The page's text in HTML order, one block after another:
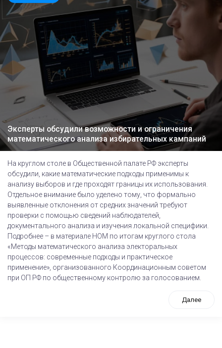
Эксперты обсудили возможности и ограничения
математического анализа избирательных кампаний
На круглом столе в Общественной палате РФ эксперты
обсудили, какие математические подходы применимы к
анализу выборов и где проходят границы их использования.
Отдельное внимание было уделено тому, что формально
выявленные отклонения от средних значений требуют
проверки с помощью сведений наблюдателей,
документального анализа и изучения локальной специфики.
Подробнее – в материале НОМ по итогам круглого стола
«Методы математического анализа электоральных
процессов: современные подходы и практическое
применение», организованного Координационным советом
при ОП РФ по общественному контролю за голосованием.
Далее